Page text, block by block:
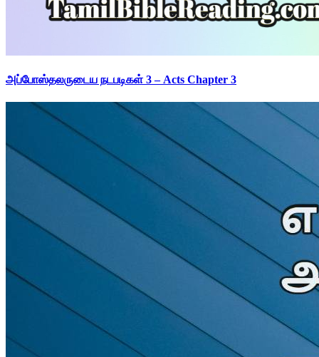
அப்போஸ்தலருடைய நடபடிகள் 3 – Acts Chapter 3